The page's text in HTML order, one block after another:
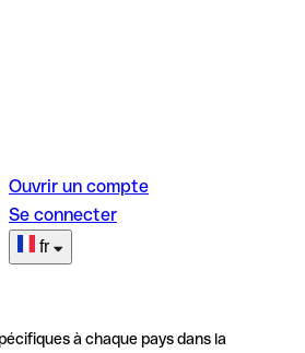
Ouvrir un compte
Se connecter
fr
à chaque pays dans la